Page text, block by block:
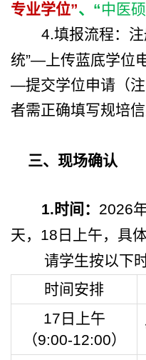
专业学位”、“中医
4.填报流程：
统”—上传蓝底学位
—提交学位申请（
者需正确填写规培
三、现场确认
1. 时间： 2026
天， 18 日上午，具
请学生按以下
时间安排
17 日上午
（9:00-12:00）